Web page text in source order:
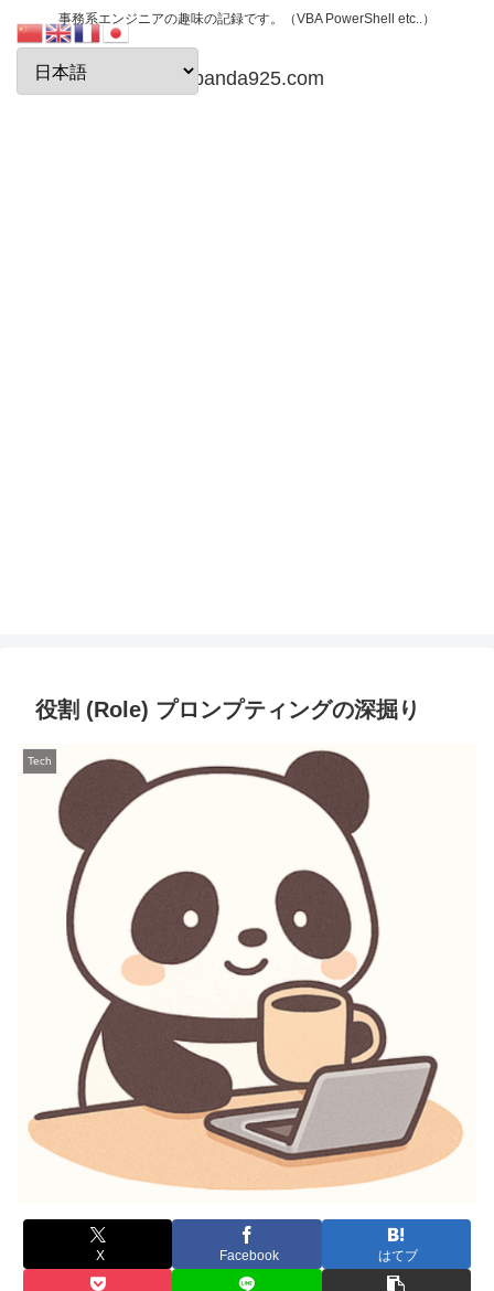
事務系エンジニアの趣味の記録です。（VBA PowerShell etc..）
papanda925.com
役割 (Role) プロンプティングの深掘り
Tech
X Facebook はてブ